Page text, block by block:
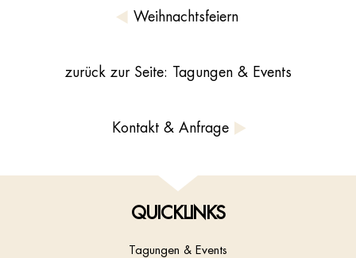
Weihnachtsfeiern
zurück zur Seite: Tagungen & Events
Kontakt & Anfrage
QUICKLINKS
Tagungen & Events